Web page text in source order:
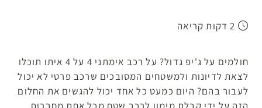
חולמים על ג'יפ גדול? על רכב אימתני 4 על 4 איתו תוכלו
לצאת לדיונות ולמשטחים המסובכים שרכב פרטי לא יכול
לעבור בהם? היום כמעט כל אחד יכול להגשים את החלום